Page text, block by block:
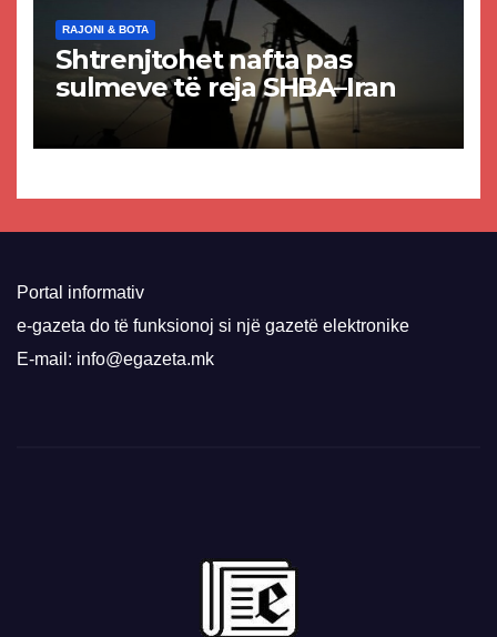
RAJONI & BOTA
Shtrenjtohet nafta pas
sulmeve të reja SHBA–Iran
Portal informativ
e-gazeta do të funksionoj si një gazetë elektronike
E-mail: info@egazeta.mk